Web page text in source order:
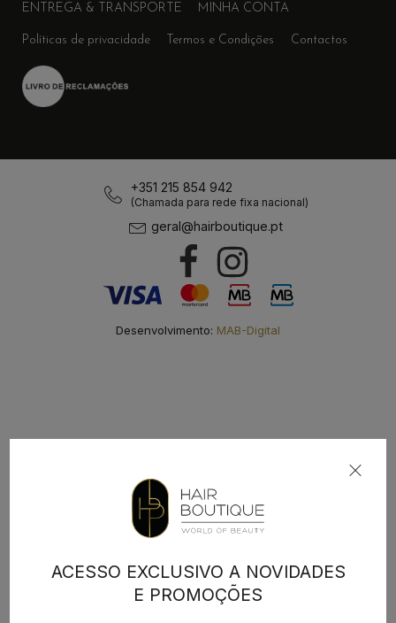
ENTREGA & TRANSPORTE MINHA CONTA
Políticas de privacidade Termos e Condições Contactos
+351 215 854 942
(Chamada para rede fixa nacional)
geral@hairboutique.pt
Desenvolvimento: MAB-Digital
ACESSO EXCLUSIVO A NOVIDADES
E PROMOÇÕES